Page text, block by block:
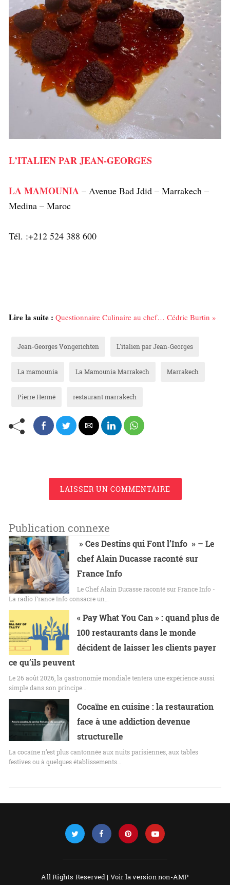
L’ITALIEN PAR JEAN-GEORGES
LA MAMOUNIA – Avenue Bad Jdid – Marrakech –
Medina – Maroc
Tél. :+212 524 388 600
Lire la suite : Questionnaire Culinaire au chef… Cédric Burtin »
Jean-Georges Vongerichten L'italien par Jean-Georges
La mamounia La Mamounia Marrakech Marrakech
Pierre Hermé restaurant marrakech
LAISSER UN COMMENTAIRE
Publication connexe
» Ces Destins qui Font l’Info » – Le
chef Alain Ducasse raconté sur
France Info
Le Chef Alain Ducasse raconté sur France Info -
La radio France Info consacre un…
« Pay What You Can » : quand plus de
100 restaurants dans le monde
décident de laisser les clients payer
ce qu’ils peuvent
Le 26 août 2026, la gastronomie mondiale tentera une expérience aussi
simple dans son principe…
Cocaïne en cuisine : la restauration
face à une addiction devenue
structurelle
La cocaïne n’est plus cantonnée aux nuits parisiennes, aux tables
festives ou à quelques établissements…
All Rights Reserved | Voir la version non-AMP